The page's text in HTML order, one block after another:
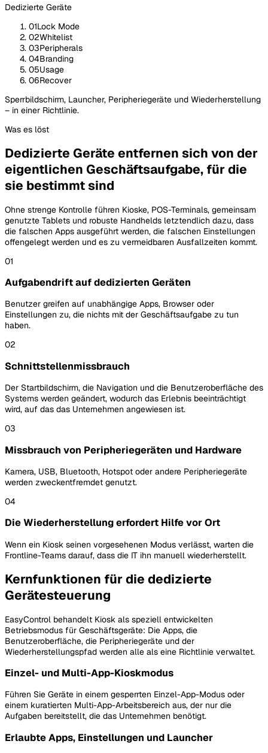
Dedizierte Geräte
01Lock Mode
02Whitelist
03Peripherals
04Branding
05Usage
06Recover
Sperrbildschirm, Launcher, Peripheriegeräte und Wiederherstellung
– in einer Richtlinie.
Was es löst
Dedizierte Geräte entfernen sich von der
eigentlichen Geschäftsaufgabe, für die
sie bestimmt sind
Ohne strenge Kontrolle führen Kioske, POS-Terminals, gemeinsam
genutzte Tablets und robuste Handhelds letztendlich dazu, dass
die falschen Apps ausgeführt werden, die falschen Einstellungen
offengelegt werden und es zu vermeidbaren Ausfallzeiten kommt.
01
Aufgabendrift auf dedizierten Geräten
Benutzer greifen auf unabhängige Apps, Browser oder
Einstellungen zu, die nichts mit der Geschäftsaufgabe zu tun
haben.
02
Schnittstellenmissbrauch
Der Startbildschirm, die Navigation und die Benutzeroberfläche des
Systems werden geändert, wodurch das Erlebnis beeinträchtigt
wird, auf das das Unternehmen angewiesen ist.
03
Missbrauch von Peripheriegeräten und Hardware
Kamera, USB, Bluetooth, Hotspot oder andere Peripheriegeräte
werden zweckentfremdet genutzt.
04
Die Wiederherstellung erfordert Hilfe vor Ort
Wenn ein Kiosk seinen vorgesehenen Modus verlässt, warten die
Frontline-Teams darauf, dass die IT ihn manuell wiederherstellt.
Kernfunktionen für die dedizierte
Gerätesteuerung
EasyControl behandelt Kiosk als speziell entwickelten
Betriebsmodus für Geschäftsgeräte: Die Apps, die
Benutzeroberfläche, die Peripheriegeräte und der
Wiederherstellungspfad werden alle als eine Richtlinie verwaltet.
Einzel- und Multi-App-Kioskmodus
Führen Sie Geräte in einem gesperrten Einzel-App-Modus oder
einem kuratierten Multi-App-Arbeitsbereich aus, der nur die
Aufgaben bereitstellt, die das Unternehmen benötigt.
Erlaubte Apps, Einstellungen und Launcher